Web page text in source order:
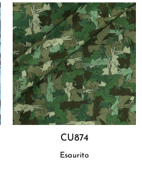
CU874
Esaurito